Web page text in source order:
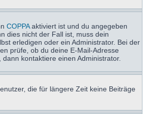
COPPAaktiviert ist und du angegeben
dies nicht der Fall ist, muss dein
erledigen oder ein Administrator. Bei der
prüfe, ob du deine E-Mail-Adresse
kontaktiere einen Administrator.
die für längere Zeit keine Beiträge